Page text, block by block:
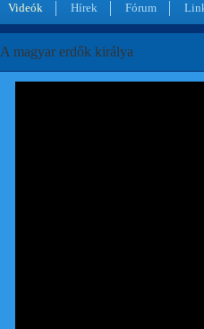
Videók Hírek Fórum
A magyar erdők királya